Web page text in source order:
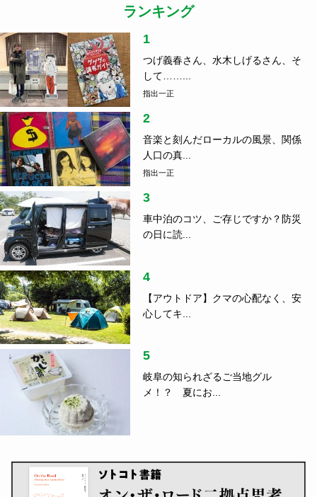
ランキング
1
つげ義春さん、水木しげるさん、そ
して……...
指出一正
2
音楽と刻んだローカルの風景、関係
人口の真...
指出一正
3
車中泊のコツ、ご存じですか？防災
の日に読...
4
【アウトドア】クマの心配なく、安
心してキ...
5
岐阜の知られざるご当地グル
メ！？ 夏にお...